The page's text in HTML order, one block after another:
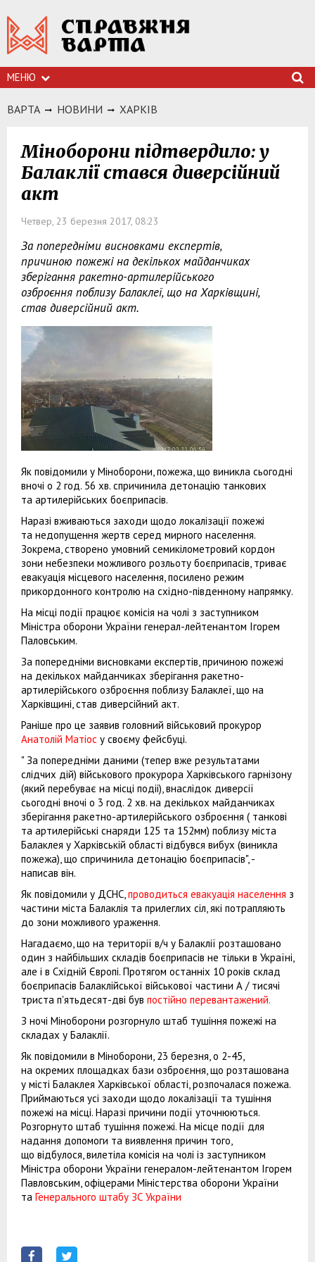
МЕНЮ
ВАРТА НОВИНИ ХАРКIВ
Міноборони підтвердило: у
Балаклії стався диверсійний
акт
Четвер, 23 березня 2017, 08:23
За попередніми висновками експертів,
причиною пожежі на декількох майданчиках
зберігання ракетно-артилерійського
озброєння поблизу Балаклеї, що на Харківщині,
став диверсійний акт.
Як повідомили у Міноборони, пожежа, що виникла сьогодні
вночі о 2 год. 56 хв. спричинила детонацію танкових
та артилерійських боєприпасів.
Наразі вживаються заходи щодо локалізації пожежі
та недопущення жертв серед мирного населення.
Зокрема, створено умовний семикілометровий кордон
зони небезпеки можливого розльоту боєприпасів, триває
евакуація місцевого населення, посилено режим
прикордонного контролю на східно-південному напрямку.
На місці події працює комісія на чолі з заступником
Міністра оборони України генерал-лейтенантом Ігорем
Паловським.
За попередніми висновками експертів, причиною пожежі
на декількох майданчиках зберігання ракетно-
артилерійського озброєння поблизу Балаклеї, що на
Харківщині, став диверсійний акт.
Раніше про це заявив головний військовий прокурор
Анатолій Матіос у своєму фейсбуці.
" За попередніми даними (тепер вже результатами
слідчих дій) військового прокурора Харківського гарнізону
(який перебуває на місці подіі), внаслідок диверсії
сьогодні вночі о 3 год. 2 хв. на декількох майданчиках
зберігання ракетно-артилерійського озброєння ( танкові
та артилерійські снаряди 125 та 152мм) поблизу міста
Балаклея у Харківській області відбувся вибух (виникла
пожежа), що спричинила детонацію боєприпасів", -
написав він.
Як повідомили у ДСНС, проводиться евакуація населення з
частини міста Балаклія та прилеглих сіл, які потрапляють
до зони можливого ураження.
Нагадаємо, що на території в/ч у Балаклії розташовано
один з найбільших складів боєприпасів не тільки в Україні,
але і в Східній Європі. Протягом останніх 10 років склад
боєприпасів Балаклійської військової частини А / тисячі
триста п'ятьдесят-дві був постійно перевантажений.
З ночі Міноборони розгорнуло штаб тушіння пожежі на
складах у Балаклії.
Як повідомили в Міноборони, 23 березня, о 2-45,
на окремих площадках бази озброєння, що розташована
у місті Балаклея Харківської області, розпочалася пожежа.
Приймаються усі заходи щодо локалізації та тушіння
пожежі на місці. Наразі причини події уточнюються.
Розгорнуто штаб тушіння пожежі. На місце події для
надання допомоги та виявлення причин того,
що відбулося, вилетіла комісія на чолі із заступником
Міністра оборони України генералом-лейтенантом Ігорем
Павловським, офіцерами Міністерства оборони України
та Генерального штабу ЗС України